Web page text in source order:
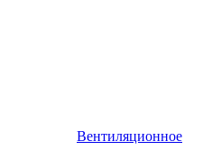
Вентиляционное